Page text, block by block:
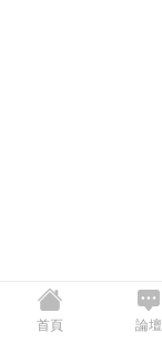
首頁 論壇